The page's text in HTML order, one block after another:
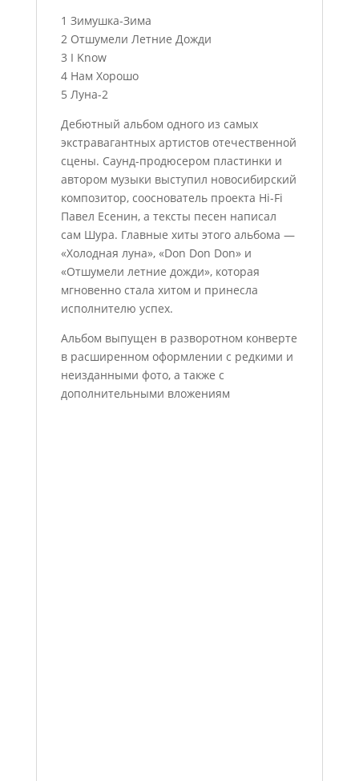
1 Зимушка-Зима
2 Отшумели Летние Дожди
3 I Know
4 Нам Хорошо
5 Луна-2
Дебютный альбом одного из самых
экстравагантных артистов отечественной
сцены. Саунд-продюсером пластинки и
автором музыки выступил новосибирский
композитор, сооснователь проекта Hi-Fi
Павел Есенин, а тексты песен написал
сам Шура. Главные хиты этого альбома —
«Холодная луна», «Don Don Don» и
«Отшумели летние дожди», которая
мгновенно стала хитом и принесла
исполнителю успех.
Альбом выпущен в разворотном конверте
в расширенном оформлении с редкими и
неизданными фото, а также с
дополнительными вложениям